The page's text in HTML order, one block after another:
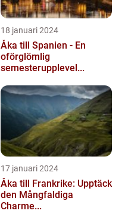
18 januari 2024
Åka till Spanien - En
oförglömlig
semesterupplevel...
17 januari 2024
Åka till Frankrike: Upptäck
den Mångfaldiga
Charme...